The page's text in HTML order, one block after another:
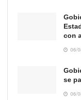
con
06/
se
06/